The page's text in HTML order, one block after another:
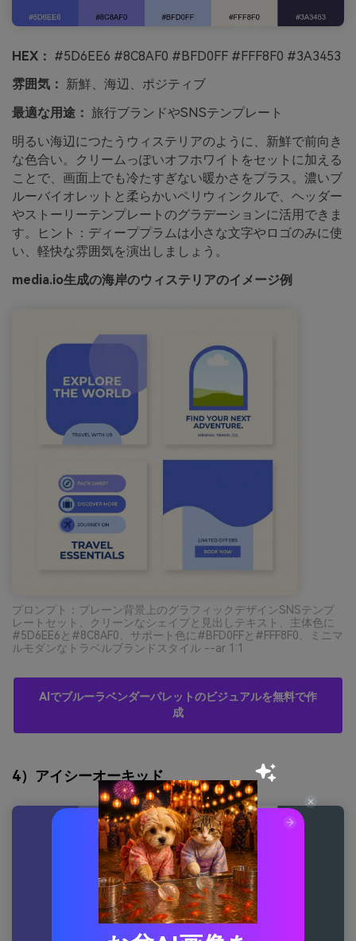
HEX： #5D6EE6 #8C8AF0 #BFD0FF #FFF8F0 #3A3453
雰囲気： 新鮮、海辺、ポジティブ
最適な用途： 旅行ブランドやSNSテンプレート
明るい海辺につたうウィステリアのように、新鮮で前向き
な色合い。クリームっぽいオフホワイトをセットに加える
ことで、画面上でも冷たすぎない暖かさをプラス。濃いブ
ルーバイオレットと柔らかいペリウィンクルで、ヘッダー
やストーリーテンプレートのグラデーションに活用できま
す。ヒント：ディーププラムは小さな文字やロゴのみに使
い、軽快な雰囲気を演出しましょう。
media.io生成の海岸のウィステリアのイメージ例
プロンプト：プレーン背景上のグラフィックデザインSNSテンプ
レートセット、クリーンなシェイプと見出しテキスト、主体色に
#5D6EE6と#8C8AF0、サポート色に#BFD0FFと#FFF8F0、ミニマ
ルモダンなトラベルブランドスタイル --ar 1:1
AIでブルーラベンダーパレットのビジュアルを無料で作
成
4）アイシーオーキッド